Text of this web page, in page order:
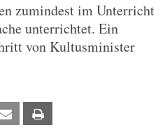
zumindest im Unterricht
unterrichtet. Ein
von Kultusminister
Email